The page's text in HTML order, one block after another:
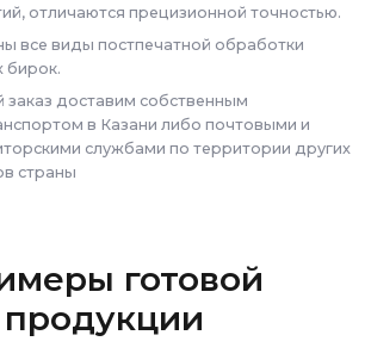
отличаются прецизионной точностью.
все виды постпечатной обработки
бирок.
заказ доставим собственным
в Казани либо почтовыми и
службами по территории других
страны
готовой
продукции